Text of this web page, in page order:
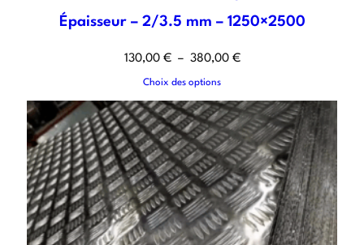
Épaisseur – 2/3.5 mm – 1250×2500
130,00 € – 380,00 €
Choix des options